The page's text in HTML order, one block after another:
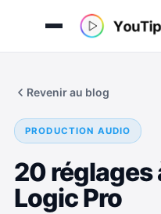
Revenir au blog
PRODUCTION AUDIO
20 réglages
Logic Pro